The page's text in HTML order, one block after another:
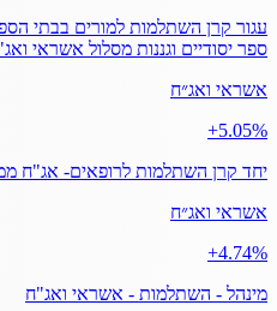
עגור קרן השתלמות למורים בבתי
ספר יסודיים וגננות מסלול אשראי
אשראי ואג״ח
‎+5.05%
יחד קרן השתלמות לרופאים- אג"ח
אשראי ואג״ח
‎+4.74%
מינהל - השתלמות - אשראי ואג"ח